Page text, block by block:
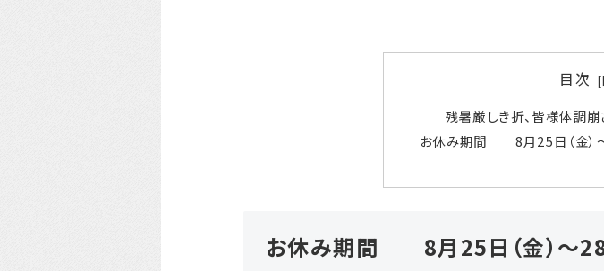
目次
残暑厳しき折、皆様体調崩
お休み期間 8月25日（金）〜
お休み期間 8月25日（金）〜28